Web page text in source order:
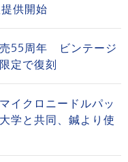
供開始
売55周年 ビンテージ
定で復刻
イクロニードルパッ
学と共同、鍼より使